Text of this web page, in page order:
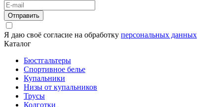
Отправить
Я даю своё согласие на обработку персональных данных
Каталог
Бюстгальтеры
Спортивное белье
Купальники
Низы от купальников
Трусы
Колготки